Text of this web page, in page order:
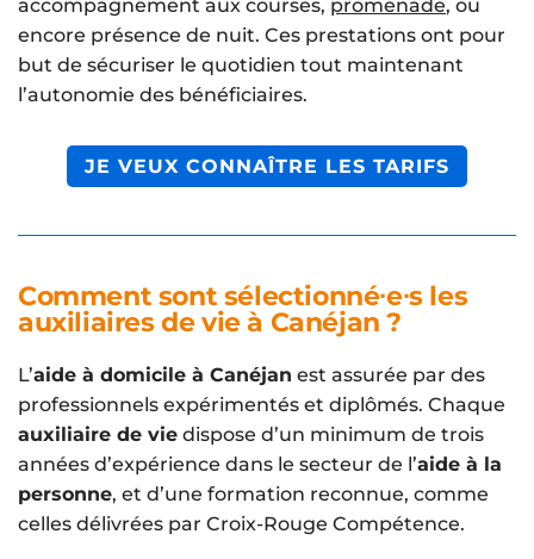
accompagnement aux courses, promenade, ou
encore présence de nuit. Ces prestations ont pour
but de sécuriser le quotidien tout maintenant
l’autonomie des bénéficiaires.
JE VEUX CONNAÎTRE LES TARIFS
Comment sont sélectionné∙e∙s les
auxiliaires de vie à Canéjan ?
L’aide à domicile à Canéjan est assurée par des
professionnels expérimentés et diplômés. Chaque
auxiliaire de vie dispose d’un minimum de trois
années d’expérience dans le secteur de l’aide à la
personne, et d’une formation reconnue, comme
celles délivrées par Croix-Rouge Compétence.